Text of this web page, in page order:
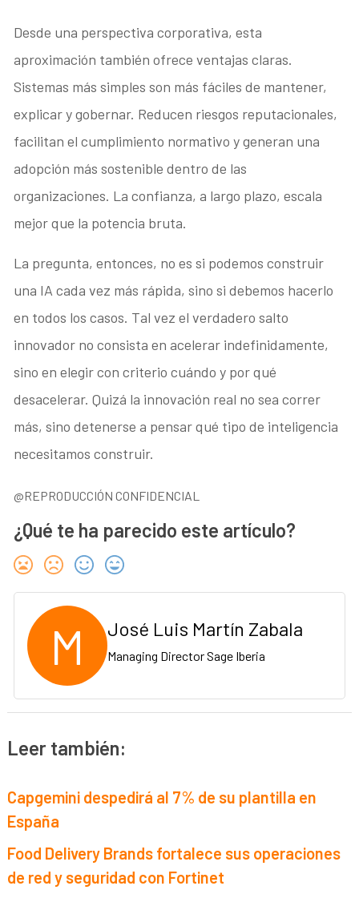
Desde una perspectiva corporativa, esta
aproximación también ofrece ventajas claras.
Sistemas más simples son más fáciles de mantener,
explicar y gobernar. Reducen riesgos reputacionales,
facilitan el cumplimiento normativo y generan una
adopción más sostenible dentro de las
organizaciones. La confianza, a largo plazo, escala
mejor que la potencia bruta.
La pregunta, entonces, no es si podemos construir
una IA cada vez más rápida, sino si debemos hacerlo
en todos los casos. Tal vez el verdadero salto
innovador no consista en acelerar indefinidamente,
sino en elegir con criterio cuándo y por qué
desacelerar. Quizá la innovación real no sea correr
más, sino detenerse a pensar qué tipo de inteligencia
necesitamos construir.
@REPRODUCCIÓN CONFIDENCIAL
¿Qué te ha parecido este artículo?
M José Luis Martín Zabala
Managing Director Sage Iberia
Leer también:
Capgemini despedirá al 7% de su plantilla en
España
Food Delivery Brands fortalece sus operaciones
de red y seguridad con Fortinet